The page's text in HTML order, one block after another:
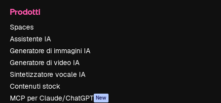
Prodotti
Spaces
Assistente IA
Generatore di immagini IA
Generatore di video IA
Sintetizzatore vocale IA
Contenuti stock
MCP per Claude/ChatGPT New